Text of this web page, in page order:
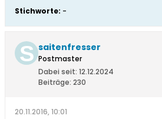
Stichworte: -
saitenfresser
Postmaster
Dabei seit: 12.12.2024
Beiträge: 230
20.11.2016, 10:01